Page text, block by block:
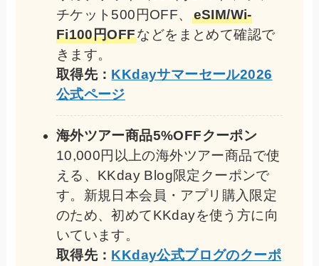
チケット500円OFF、 eSIM/Wi-
Fi100円OFFなどをまとめて確認で
きます。
取得先： KKdayサマーセール2026
公式ページ
海外ツアー商品5%OFFクーポン
10,000円以上の海外ツアー商品で使
える、KKday Blog限定クーポンで
す。新規日本会員・アプリ購入限定
のため、初めてKKdayを使う方に向
いています。
取得先： KKday公式ブログのクーポ